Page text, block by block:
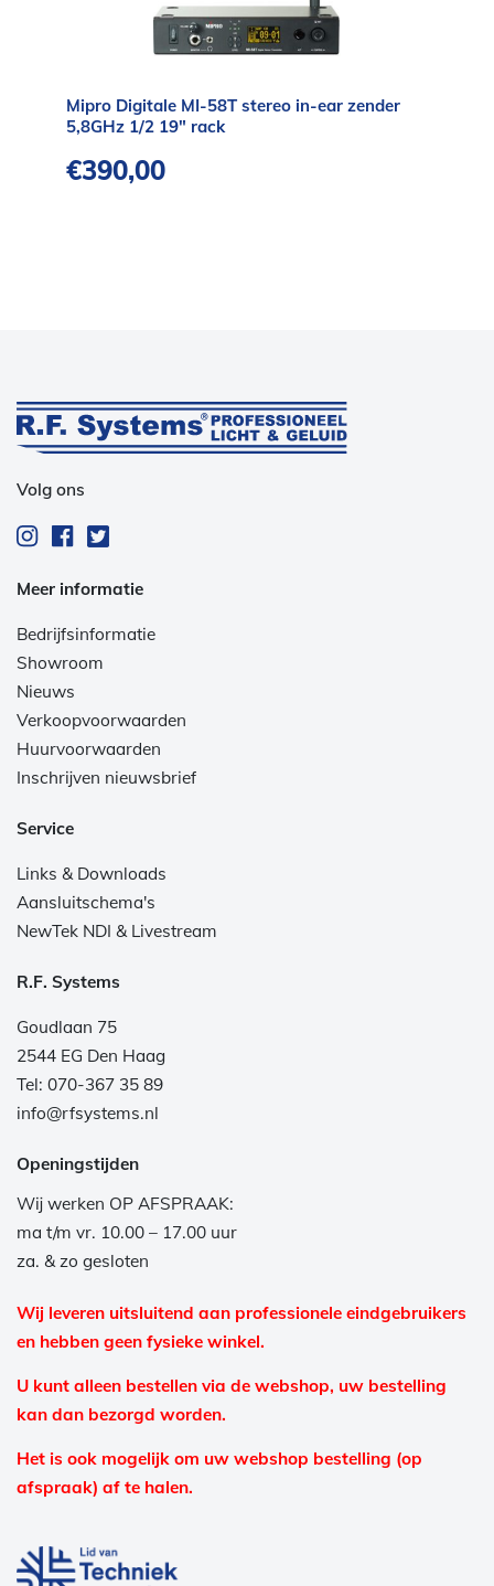
Mipro Digitale MI-58T stereo in-ear zender
5,8GHz 1/2 19″ rack
€390,00
Volg ons
Meer informatie
Bedrijfsinformatie
Showroom
Nieuws
Verkoopvoorwaarden
Huurvoorwaarden
Inschrijven nieuwsbrief
Service
Links & Downloads
Aansluitschema's
NewTek NDI & Livestream
R.F. Systems
Goudlaan 75
2544 EG Den Haag
Tel: 070-367 35 89
info@rfsystems.nl
Openingstijden
Wij werken OP AFSPRAAK:
ma t/m vr. 10.00 – 17.00 uur
za. & zo gesloten
Wij leveren uitsluitend aan professionele eindgebruikers
en hebben geen fysieke winkel.
U kunt alleen bestellen via de webshop, uw bestelling
kan dan bezorgd worden.
Het is ook mogelijk om uw webshop bestelling (op
afspraak) af te halen.